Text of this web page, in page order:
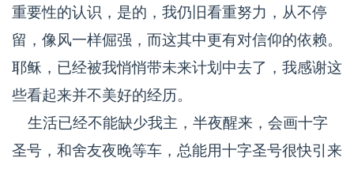
重要性的认识，是的，我仍旧看重努力，从不停
留，像风一样倔强，而这其中更有对信仰的依赖。
耶稣，已经被我悄悄带未来计划中去了，我感谢这
些看起来并不美好的经历。
生活已经不能缺少我主，半夜醒来，会画十字
圣号，和舍友夜晚等车，总能用十字圣号很快引来